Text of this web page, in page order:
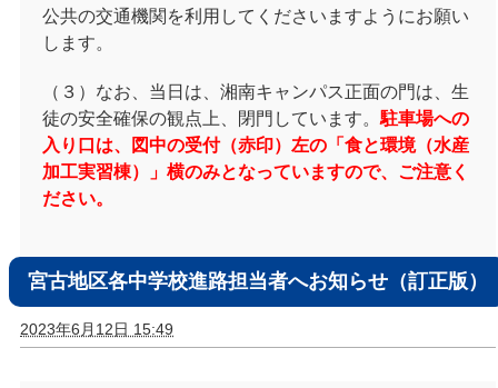
公共の交通機関を利用してくださいますようにお願い
します。
（３）なお、当日は、湘南キャンパス正面の門は、生
徒の安全確保の観点上、閉門しています。 駐車場への
入り口は、図中の受付（赤印）左の「食と環境（水産
加工実習棟）」横のみとなっていますので、ご注意く
ださい。
宮古地区各中学校進路担当者へお知らせ（訂正版）
2023年6月12日 15:49